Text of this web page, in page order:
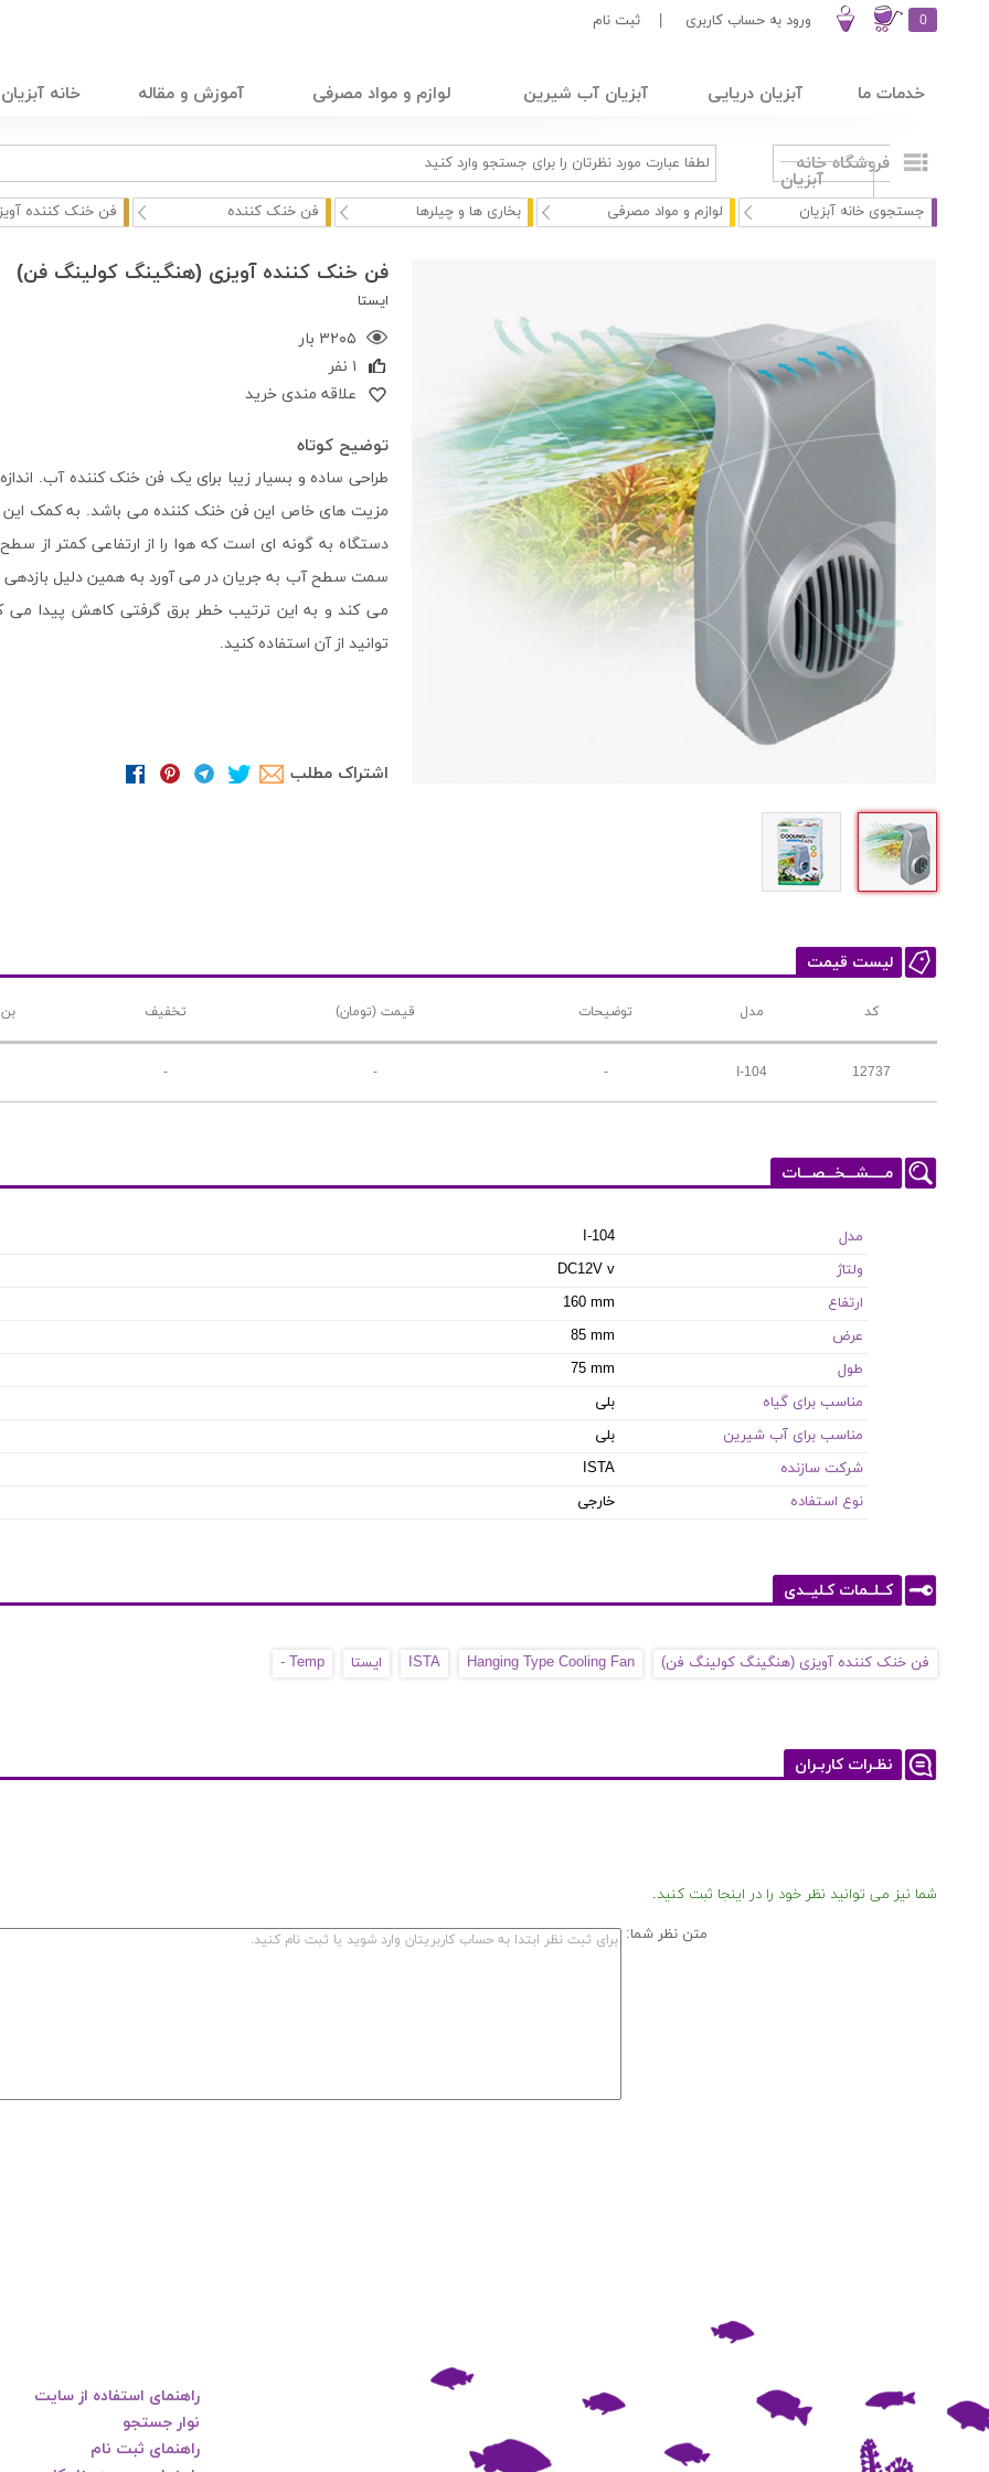
0 ورود به حساب کاربری ثبت نام
خدمات ما آبزیان دریایی آبزیان آب شیرین لوازم و مواد مصرفی آموزش و مقاله خانه آبزیان
فروشگاه خانه
آبزیان
جستجوی خانه آبزیان لوازم و مواد مصرفی بخاری ها و چیلرها فن خنک کننده فن خنک کننده
فن خنک کننده آویزی (هنگینگ کولینگ فن)
ایستا
۳۲۰۵ بار
۱ نفر
علاقه مندی خرید
توضیح کوتاه
طراحی ساده و بسیار زیبا برای یک فن خنک کننده آب.
دستگاه به گونه ای است که هوا را از ارتفاعی کمتر از
می کند و به این ترتیب خطر برق گرفتی کاهش پیدا می
توانید از آن استفاده کنید.
اشتراک مطلب
لیست قیمت
کد مدل توضیحات قیمت (تومان) تخفیف
12737
I-104
-
-
-
مـــــشـــخـــصـــات
مدل
I-104
ولتاژ
DC12V v
ارتفاع
160 mm
عرض
85 mm
طول
75 mm
مناسب برای گیاه
بلی
مناسب برای آب شیرین
بلی
شرکت سازنده
ISTA
نوع استفاده
خارجی
کــلــمات کـلیــدی
فن خنک کننده آویزی (هنگینگ کولینگ فن) Hanging Type Cooling Fan
ISTA ایستا Temp -
نظـرات کاربـران
شما نیز می توانید نظر خود را در اینجا ثبت کنید.
متن نظر شما:
راهنمای استفاده از سایت
نوار جستجو
راهنمای ثبت نام